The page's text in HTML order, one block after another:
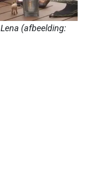
(afbeelding: